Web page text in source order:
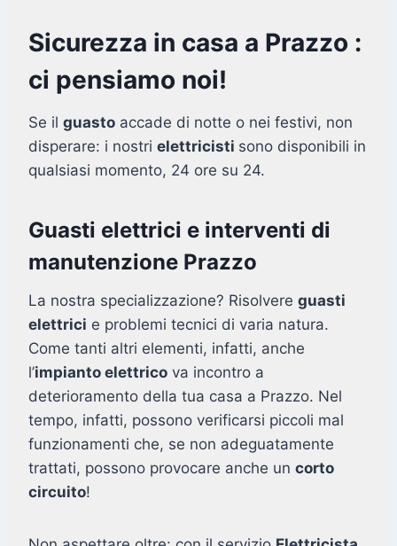
Sicurezza in casa a Prazzo :
ci pensiamo noi!
Se il guasto accade di notte o nei festivi, non
disperare: i nostri elettricisti sono disponibili in
qualsiasi momento, 24 ore su 24.
Guasti elettrici e interventi di
manutenzione Prazzo
La nostra specializzazione? Risolvere guasti
elettrici e problemi tecnici di varia natura.
Come tanti altri elementi, infatti, anche
l’impianto elettrico va incontro a
deterioramento della tua casa a Prazzo. Nel
tempo, infatti, possono verificarsi piccoli mal
funzionamenti che, se non adeguatamente
trattati, possono provocare anche un corto
circuito!